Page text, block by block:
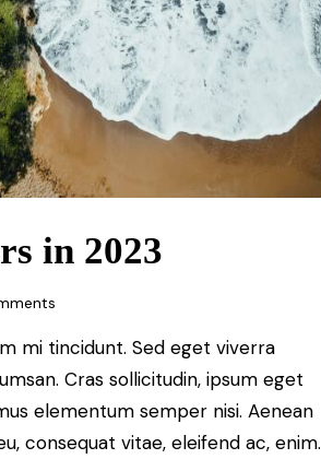
in 2023
mi tincidunt. Sed eget viverra
Cras sollicitudin, ipsum eget
elementum semper nisi. Aenean
consequat vitae, eleifend ac, enim.